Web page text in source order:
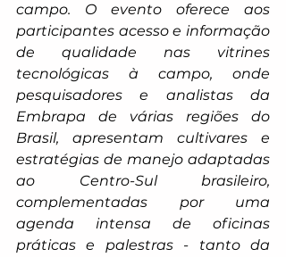
campo. O evento oferece aos
participantes acesso e informação
de qualidade nas vitrines
tecnológicas à campo, onde
pesquisadores e analistas da
Embrapa de várias regiões do
Brasil, apresentam cultivares e
estratégias de manejo adaptadas
ao Centro-Sul brasileiro,
complementadas por uma
agenda intensa de oficinas
práticas e palestras - tanto da